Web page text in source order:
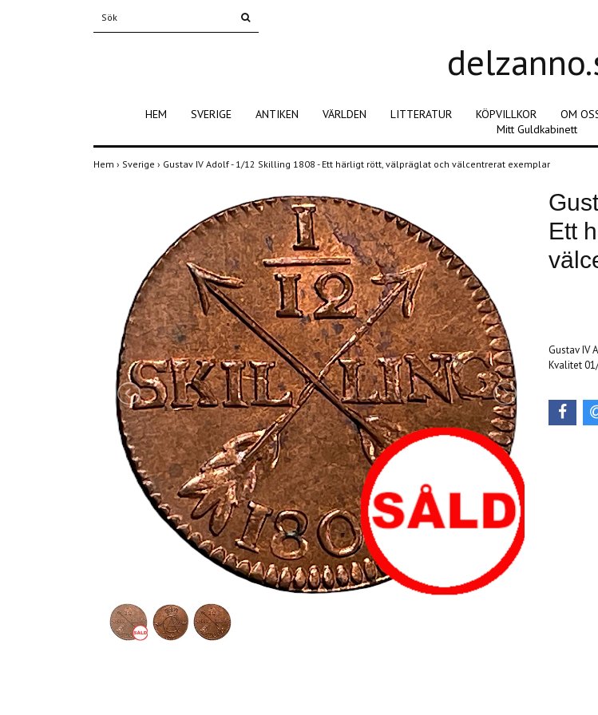
HEM SVERIGE ANTIKEN VÄRLDEN LITTERATUR KÖPVILLKOR OM
Mitt Guldkabinett
Hem › Sverige › Gustav IV Adolf - 1/12 Skilling 1808 - Ett härligt rött, välpräglat och välcentrerat exemplar
Ett
Gustav IV
Kvalitet